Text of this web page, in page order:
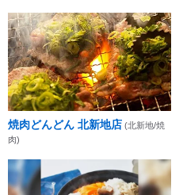
焼肉どんどん 北新地店 (北新地/焼
肉)